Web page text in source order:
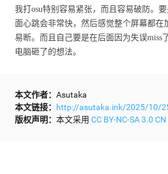
我打osu特别容易紧张，而且容易破防。
面心跳会非常快，然后感觉整个屏幕都在
易断。而且自己要是在后面因为失误miss
电脑砸了的想法。
本文作者： Asutaka
本文链接：
http://asutaka.ink/2025/10/
版权声明： 本文采用 CC BY-NC-SA 3.0 CN